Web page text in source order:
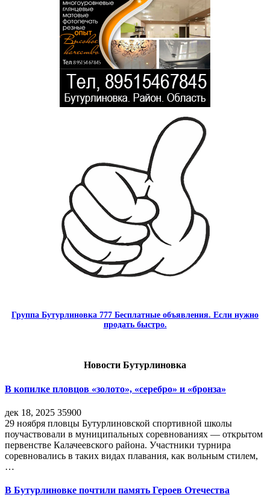
Группа Бутурлиновка 777 Бесплатные объявления. Если нужно
продать быстро.
Новости Бутурлиновка
В копилке пловцов «золото», «серебро» и «бронза»
дек 18, 2025 35900
29 ноября пловцы Бутурлиновской спортивной школы
поучаствовали в муниципальных соревнованиях — открытом
первенстве Калачеевского района. Участники турнира
соревновались в таких видах плавания, как вольным стилем,
…
В Бутурлиновке почтили память Героев Отечества